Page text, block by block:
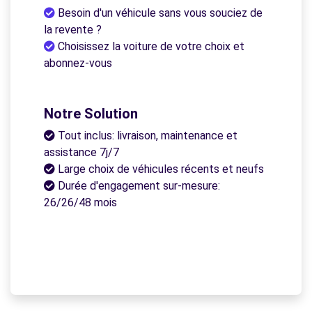
Besoin d'un véhicule sans vous souciez de
la revente ?
Choisissez la voiture de votre choix et
abonnez-vous
Notre Solution
Tout inclus: livraison, maintenance et
assistance 7j/7
Large choix de véhicules récents et neufs
Durée d'engagement sur-mesure:
26/26/48 mois